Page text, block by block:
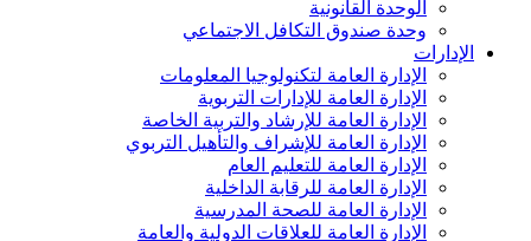
الوحدة القانونية
وحدة صندوق التكافل الاجتماعي
الإدارات
الإدارة العامة لتكنولوجيا المعلومات
الإدارة العامة للإدارات التربوية
الإدارة العامة للإرشاد والتربية الخاصة
الإدارة العامة للإشراف والتأهيل التربوي
الإدارة العامة للتعليم العام
الإدارة العامة للرقابة الداخلية
الإدارة العامة للصحة المدرسية
الإدارة العامة للعلاقات الدولية والعامة